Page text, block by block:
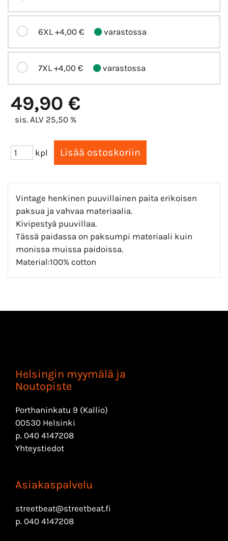
6XL +4,00 € varastossa
7XL +4,00 € varastossa
49,90 €
sis. ALV 25,50 %
kpl
Vintage henkinen puuvillainen paita erikoisen
paksua ja vahvaa materiaalia.
Kivipestyä puuvillaa.
Tässä paidassa on paksumpi materiaali kuin
monissa muissa paidoissa.
Material:100% cotton
Helsingin myymälä ja
Noutopiste
Porthaninkatu 9 (Kallio)
00530 Helsinki
p. 040 4147208
Yhteystiedot
Asiakaspalvelu
streetbeat@streetbeat.fi
p. 040 4147208